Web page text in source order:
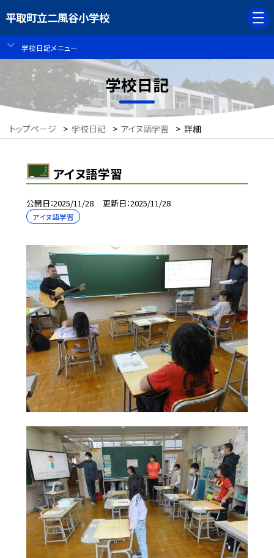
平取町立二風谷小学校
学校日記メニュー
学校日記
トップページ > 学校日記 > アイヌ語学習 > 詳細
アイヌ語学習
公開日 2025/11/28 更新日 2025/11/28
アイヌ語学習